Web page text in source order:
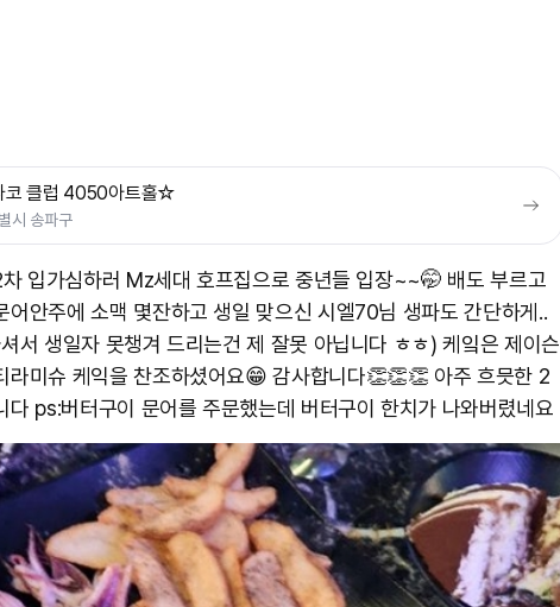
클럽 4050아트홀☆
시 송파구
입가심하러 Mz세대 호프집으로 중년들 입장~~🤭 배도 부르고
어안주에 소맥 몇잔하고 생일 맞으신 시엘70님 생파도 간단하게..
서 생일자 못챙겨 드리는건 제 잘못 아닙니다 ㅎㅎ) 케잌은 제이슨
라미슈 케익을 찬조하셨어요😁 감사합니다👏👏👏 아주 흐믓한 2
다 ps:버터구이 문어를 주문했는데 ​ 버터구이 한치가 나와버렸네요